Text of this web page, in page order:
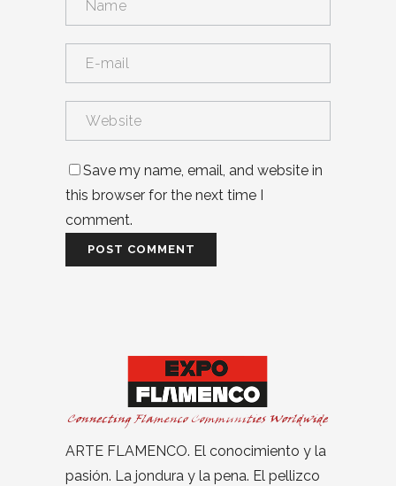
Save my name, email, and website in
this browser for the next time I
comment.
ARTE FLAMENCO. El conocimiento y la
pasión. La jondura y la pena. El pellizco